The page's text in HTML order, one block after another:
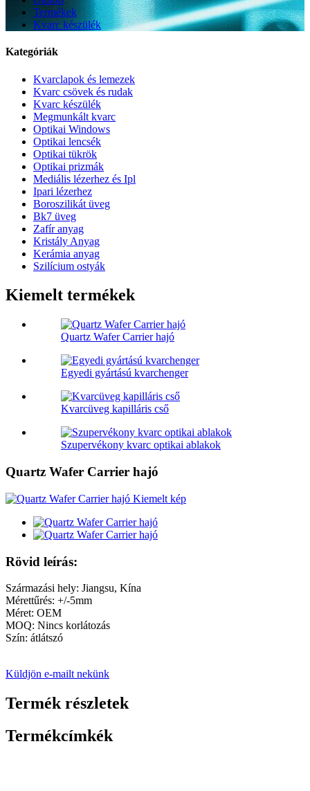
Termékek
Kvarc készülék
Kategóriák
Kvarclapok és lemezek
Kvarc csövek és rudak
Kvarc készülék
Megmunkált kvarc
Optikai Windows
Optikai lencsék
Optikai tükrök
Optikai prizmák
Mediális lézerhez és Ipl
Ipari lézerhez
Boroszilikát üveg
Bk7 üveg
Zafír anyag
Kristály Anyag
Kerámia anyag
Szilícium ostyák
Kiemelt termékek
Quartz Wafer Carrier hajó
Egyedi gyártású kvarchenger
Kvarcüveg kapilláris cső
Szupervékony kvarc optikai ablakok
Quartz Wafer Carrier hajó
Rövid leírás:
Származási hely: Jiangsu, Kína
Mérettűrés: +/-5mm
Méret: OEM
MOQ: Nincs korlátozás
Szín: átlátszó
Küldjön e-mailt nekünk
Termék részletek
Termékcímkék